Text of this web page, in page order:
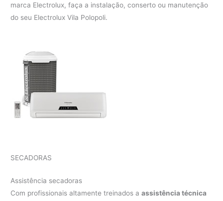
marca Electrolux, faça a instalação, conserto ou manutenção
do seu Electrolux Vila Polopoli.
SECADORAS
Assistência secadoras
Com profissionais altamente treinados aassistência técnica